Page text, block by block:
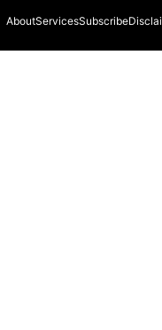
AboutServicesSubscribe